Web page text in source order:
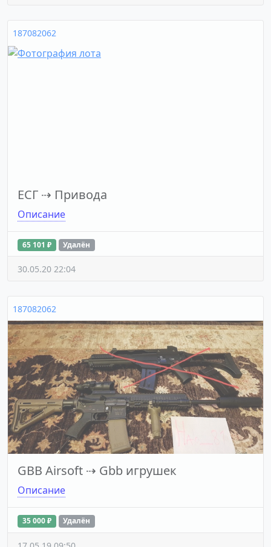
187082062
ЕСГ ⇢ Привода
Описание
65 101 ₽ Удалён
30.05.20 22:04
187082062
GBB Airsoft ⇢ Gbb игрушек
Описание
35 000 ₽ Удалён